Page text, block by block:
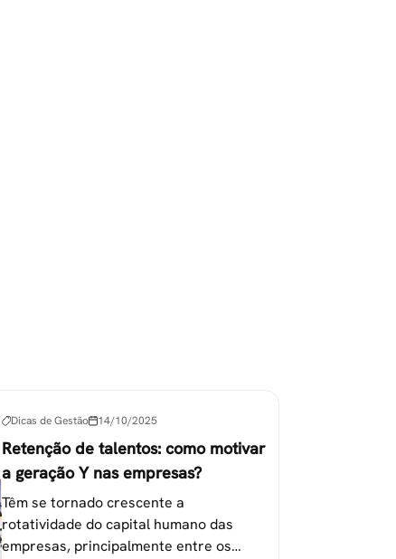
Dicas de Gestão 14/10/2025
Retenção de talentos: como motivar
a geração Y nas empresas?
Têm se tornado crescente a
rotatividade do capital humano das
empresas, principalmente entre os